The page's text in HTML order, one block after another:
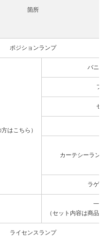
箇所
ポジションランプ
はこちら）
バニ
フ
セ
カーテシーラン
ラゲ
一
（セット内容は商品
ライセンスランプ